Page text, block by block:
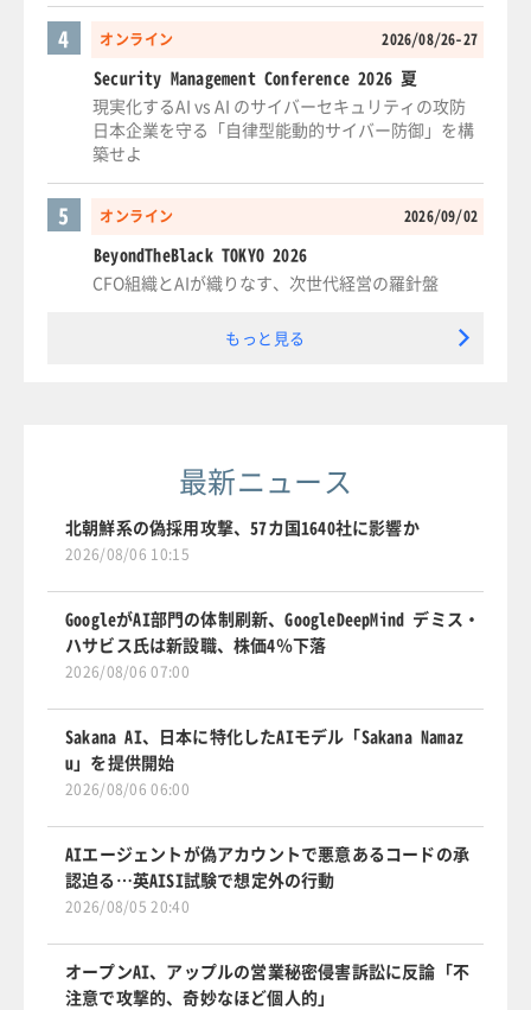
オンライン 2026/08/26-27
4
Security Management Conference 2026 夏
現実化するAI vs AI のサイバーセキュリティの攻防
日本企業を守る「自律型能動的サイバー防御」を構
築せよ
オンライン 2026/09/02
5
BeyondTheBlack TOKYO 2026
CFO組織とAIが織りなす、次世代経営の羅針盤
もっと見る
最新ニュース
北朝鮮系の偽採用攻撃、57カ国1640社に影響か
2026/08/06 10:15
GoogleがAI部門の体制刷新、GoogleDeepMind デミス・
ハサビス氏は新設職、株価4％下落
2026/08/06 07:00
Sakana AI、日本に特化したAIモデル「Sakana Namaz
u」を提供開始
2026/08/06 06:00
AIエージェントが偽アカウントで悪意あるコードの承
認迫る…英AISI試験で想定外の行動
2026/08/05 20:40
オープンAI、アップルの営業秘密侵害訴訟に反論「不
注意で攻撃的、奇妙なほど個人的」